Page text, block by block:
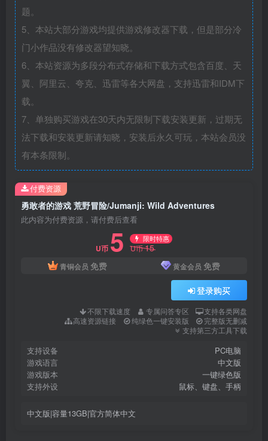
题。
5、本站大部分游戏均提供游戏修改器下载，但是部分冷
门小作品没有修改器望知晓。
6、本站资源为多段分布式存储和下载方式包含百度、天
翼、阿里云、夸克、迅雷等各大网盘，支持迅雷和IDM下
载。
7、单独购买游戏在30天内无限制下载安装更新，过期无
法下载和安装更新请知晓，安装后永久可玩，本站会员没
有本条限制。
勇敢者的游戏 荒野冒险/Jumanji: Wild Adventures
此内容为付费资源，请付费后查看
U币 5 限时特惠
U币15
青铜会员 免费 黄金会员 免费
登录购买
不限下载速度 专属问答专区
支持各类网盘
高速资源链接
纯绿色一键安装版
完整版无删减
支持第三方工具下载
支持设备
PC电脑
游戏语言
中文版
游戏版本
一键绿色版
支持外设
鼠标、键盘、手柄
中文版|容量13GB|官方简体中文
付费资源